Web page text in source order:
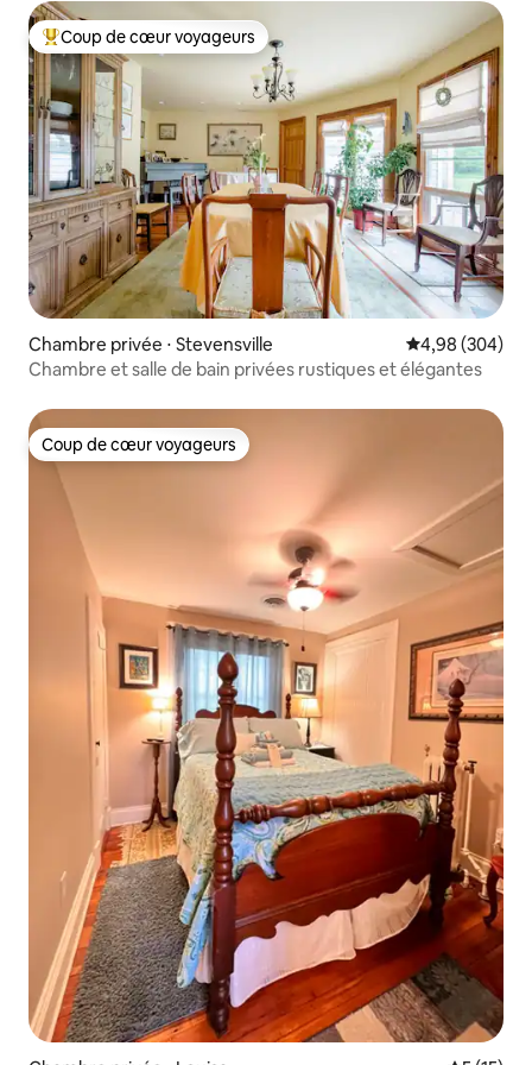
Coups de cœur voyageurs les plus appréciés
Coup de cœur voyageurs
Chambre privée ⋅ Stevensville Évaluation
4,98 (304)
Chambre et salle de bain privées rustiques et élégantes
Coup de cœur voyageurs
Coup de cœur voyageurs